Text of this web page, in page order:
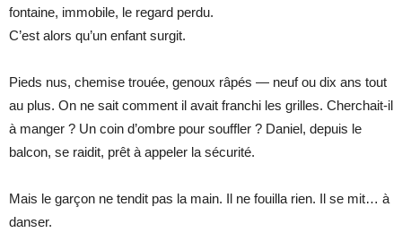
fontaine, immobile, le regard perdu.
C’est alors qu’un enfant surgit.
Pieds nus, chemise trouée, genoux râpés — neuf ou dix ans tout
au plus. On ne sait comment il avait franchi les grilles. Cherchait-il
à manger ? Un coin d’ombre pour souffler ? Daniel, depuis le
balcon, se raidit, prêt à appeler la sécurité.
Mais le garçon ne tendit pas la main. Il ne fouilla rien. Il se mit… à
danser.